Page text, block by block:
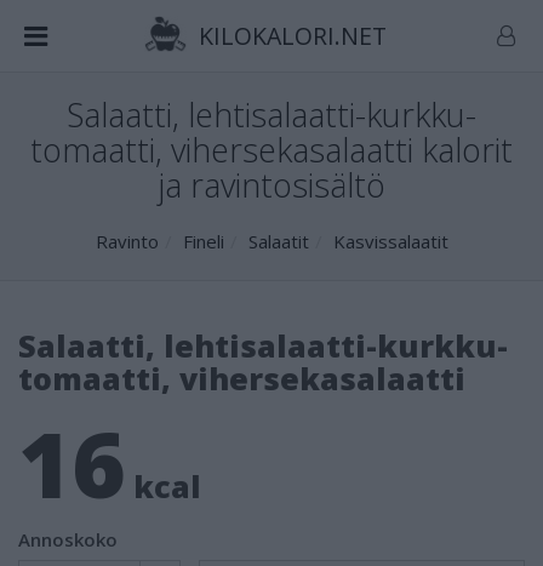
KILOKALORI.NET
Salaatti, lehtisalaatti-kurkku-
tomaatti, vihersekasalaatti kalorit
ja ravintosisältö
Ravinto Fineli Salaatit Kasvissalaatit
Salaatti, lehtisalaatti-kurkku-
tomaatti, vihersekasalaatti
16 kcal
Annoskoko